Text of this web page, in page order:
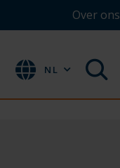
Over ons
NL